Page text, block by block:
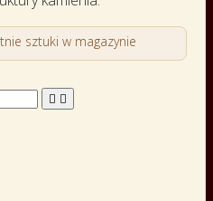
sztuki w magazynie
 